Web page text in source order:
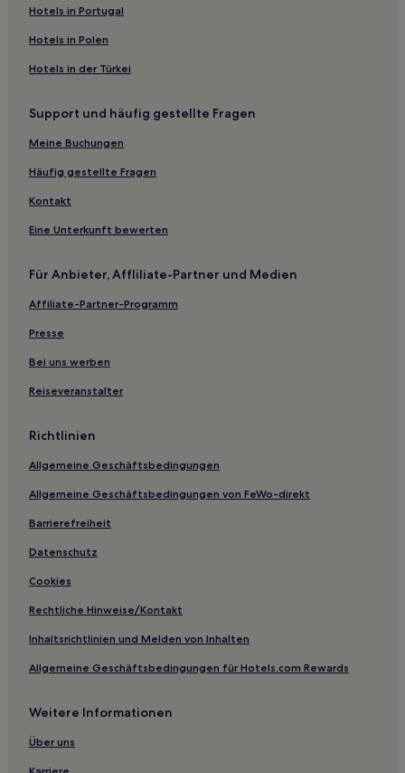
Las Vegas: Hotels
Las Brisas: Hotels
Manta: Hotels
Hotels nahe Hafen von Manta
Manta Hotels
Portoviejo: Hotels
Jipijapa: Hotels
Hostels in Manta
Strand in Manta
Hotels mit Pool in Manta
Hotels mit Fitnessbereich in Manta
Günstige in Manta
Hotels mit inbegriffenem Frühstück in Puerto López
3-Sterne-Hotels in Salango
3-Sterne-Hotels in Puerto López
Hotels in Portugal
Hotels in Polen
Hotels in der Türkei
Support und häufig gestellte Fragen
Meine Buchungen
Häufig gestellte Fragen
Kontakt
Eine Unterkunft bewerten
Für Anbieter, Affliliate-Partner und Medien
Affiliate-Partner-Programm
Presse
Bei uns werben
Reiseveranstalter
Richtlinien
Allgemeine Geschäftsbedingungen
Allgemeine Geschäftsbedingungen von FeWo-direkt
Barrierefreiheit
Datenschutz
Cookies
Rechtliche Hinweise/Kontakt
Inhaltsrichtlinien und Melden von Inhalten
Allgemeine Geschäftsbedingungen für Hotels.com Rewards
Weitere Informationen
Über uns